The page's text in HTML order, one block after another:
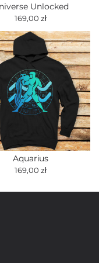
Unlocked
169,00 zł
Aquarius
169,00 zł